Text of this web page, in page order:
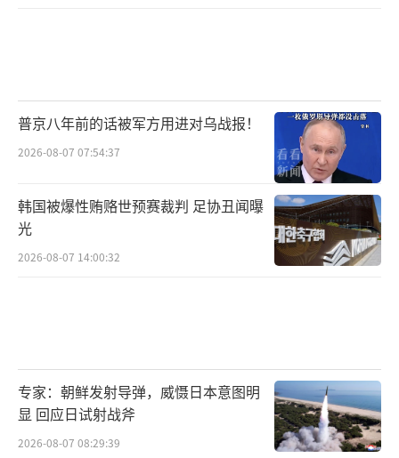
普京八年前的话被军方用进对乌战报！
2026-08-07 07:54:37
韩国被爆性贿赂世预赛裁判 足协丑闻曝
光
2026-08-07 14:00:32
专家：朝鲜发射导弹，威慑日本意图明
显 回应日试射战斧
2026-08-07 08:29:39